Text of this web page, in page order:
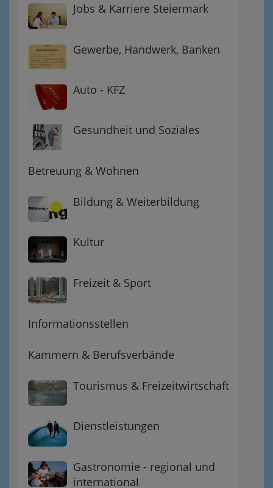
Jobs & Karriere Steiermark
Gewerbe, Handwerk, Banken
Auto - KFZ
Gesundheit und Soziales
Betreuung & Wohnen
Bildung & Weiterbildung
Kultur
Freizeit & Sport
Informationsstellen
Kammern & Berufsverbände
Tourismus & Freizeitwirtschaft
Dienstleistungen
Gastronomie - regional und
international